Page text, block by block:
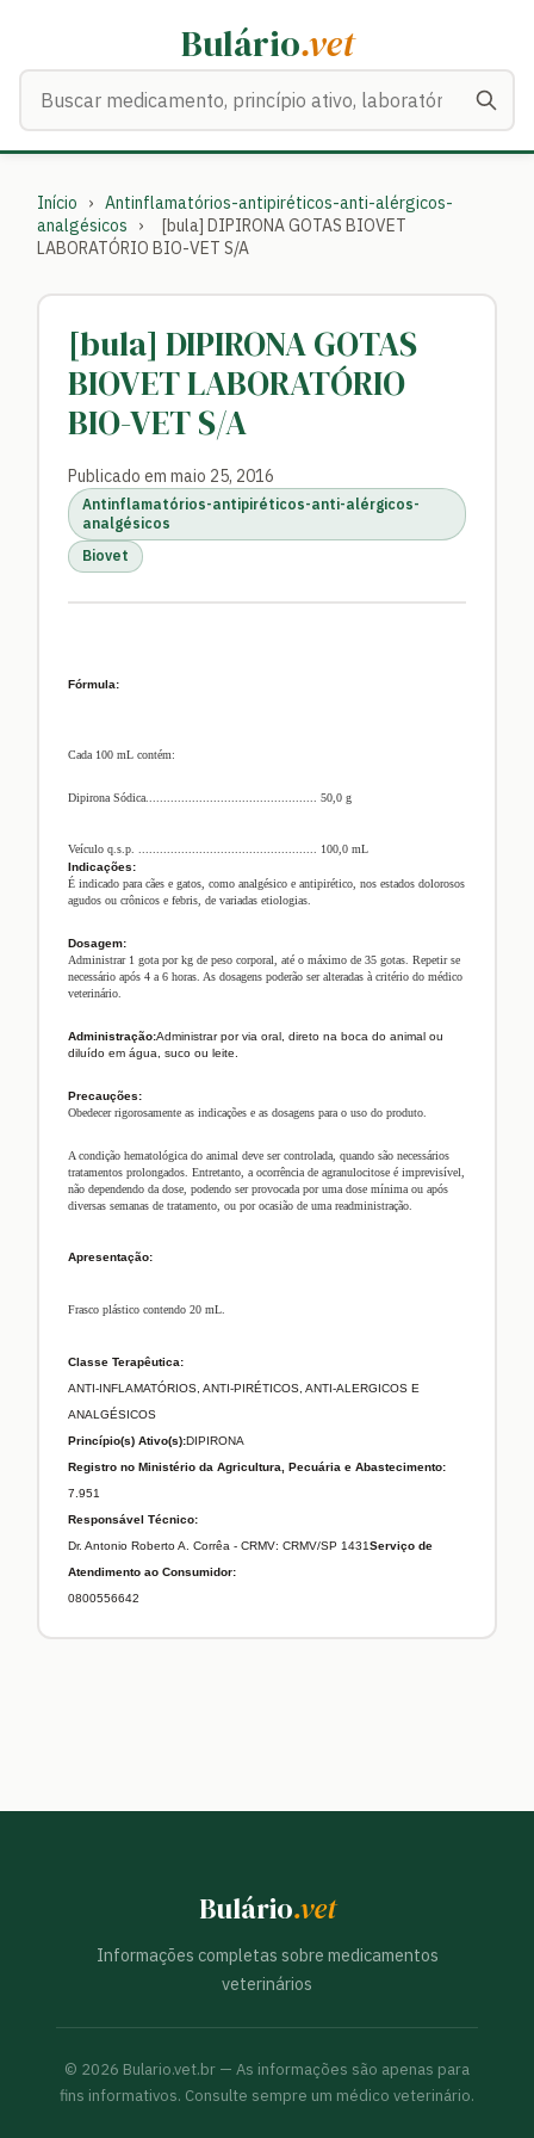
Bulário.vet
Início › Antinflamatórios-antipiréticos-anti-alérgicos-
analgésicos
›
[bula] DIPIRONA GOTAS BIOVET
LABORATÓRIO BIO-VET S/A
[bula] DIPIRONA GOTAS
BIOVET LABORATÓRIO
BIO-VET S/A
Publicado em maio 25, 2016
Antinflamatórios-antipiréticos-anti-alérgicos-
analgésicos
Biovet
Fórmula:
Cada 100 mL contém:
Dipirona Sódica................................................ 50,0 g
Veículo q.s.p. .................................................. 100,0 mL
Indicações:
É indicado para cães e gatos, como analgésico e antipirético, nos estados dolorosos
agudos ou crônicos e febris, de variadas etiologias.
Dosagem:
Administrar 1 gota por kg de peso corporal, até o máximo de 35 gotas. Repetir se
necessário após 4 a 6 horas. As dosagens poderão ser alteradas à critério do médico
veterinário.
Administração:Administrar por via oral, direto na boca do animal ou
diluído em água, suco ou leite.
Precauções:
Obedecer rigorosamente as indicações e as dosagens para o uso do produto.
A condição hematológica do animal deve ser controlada, quando são necessários
tratamentos prolongados. Entretanto, a ocorrência de agranulocitose é imprevisível,
não dependendo da dose, podendo ser provocada por uma dose mínima ou após
diversas semanas de tratamento, ou por ocasião de uma readministração.
Apresentação:
Frasco plástico contendo 20 mL.
Classe Terapêutica:
ANTI-INFLAMATÓRIOS, ANTI-PIRÉTICOS, ANTI-ALERGICOS E
ANALGÉSICOS
Princípio(s) Ativo(s):DIPIRONA
Registro no Ministério da Agricultura, Pecuária e Abastecimento:
7.951
Responsável Técnico:
Dr. Antonio Roberto A. Corrêa - CRMV: CRMV/SP 1431Serviço de
Atendimento ao Consumidor:
0800556642
Bulário.vet
Informações completas sobre medicamentos
veterinários
© 2026 Bulario.vet.br — As informações são apenas para
fins informativos. Consulte sempre um médico veterinário.